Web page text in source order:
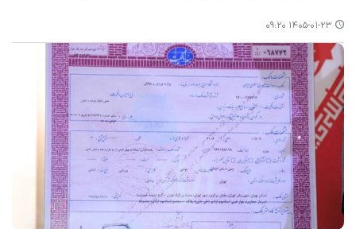
۱۴۰۵-۰۱-۲۳ ۰۹:۲۰